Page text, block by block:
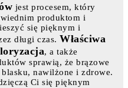
jest procesem, który
produktom i
się pięknym i
długi czas. Właściwa
, a także
sprawią, że brązowe
blasku, nawilżone i zdrowe.
Ci się pięknym